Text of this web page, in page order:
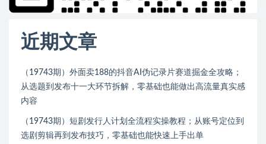
近期文章
（19743期）外面卖188的抖音AI伪记录片赛道掘金全攻略；
从选题到发布十一大环节拆解，零基础也能做出高流量真实感
内容
（19743期）短剧发行人计划全流程实操教程；从账号定位到
选剧剪辑再到发布技巧，零基础也能快速上手出单